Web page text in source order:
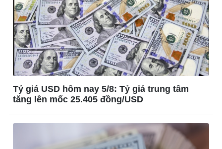
Pháp luật
Vụ án
Tin nóng
Tư vấn luật
Thể thao
Pickleball
Bóng đá quốc tế
Bóng đá Việt Nam
Thế giới thể thao
Lịch thi đấu bóng đá
eSports
Hậu trường
Tỷ giá USD hôm nay 5/8: Tỷ giá trung tâm
tăng lên mốc 25.405 đồng/USD